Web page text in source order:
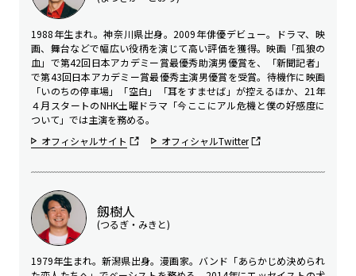
1988年生まれ。神奈川県出身。2009年俳優デビュー。ドラマ、映
画、舞台などで幅広い役柄を演じて高い評価を獲得。映画「孤狼の
血」で第42回日本アカデミー賞最優秀助演男優賞を、「新聞記者」
で第43回日本アカデミー賞最優秀主演男優賞を受賞。待機作に映画
「いのちの停車場」「空白」「耳をすませば」が控えるほか、21年
４月スタートのNHK土曜ドラマ「今ここにアル危機と僕の好感度に
ついて」では主演を務める。
オフィシャルサイト
オフィシャルTwitter
劔樹人
(つるぎ・みきと)
1979年生まれ。新潟県出身。漫画家。バンド「あらかじめ決められ